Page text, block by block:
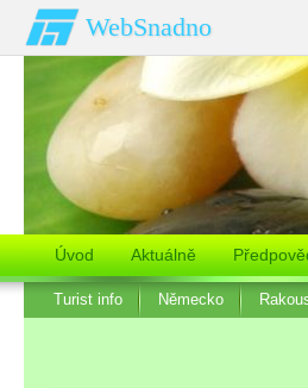
WebSnadno
Úvod Aktuálně
Turist info Německo